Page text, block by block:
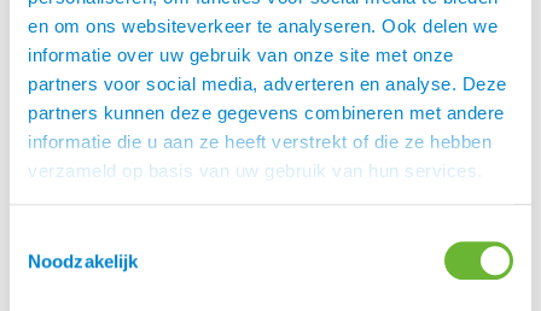
en om ons websiteverkeer te analyseren. Ook delen we
informatie over uw gebruik van onze site met onze
partners voor social media, adverteren en analyse. Deze
partners kunnen deze gegevens combineren met andere
informatie die u aan ze heeft verstrekt of die ze hebben
verzameld op basis van uw gebruik van hun services.
Noodzakelijk
Lees je mee?
Sweet Iron
Door contact met (lucht)vochtigheid ontwikkeld
Sweet Iron oppervlakteroest. De zoete smaak van
deze oppervlakteroest stimuleert op een
waarschijnlijk meer ontspannen en gaan
schuimen.